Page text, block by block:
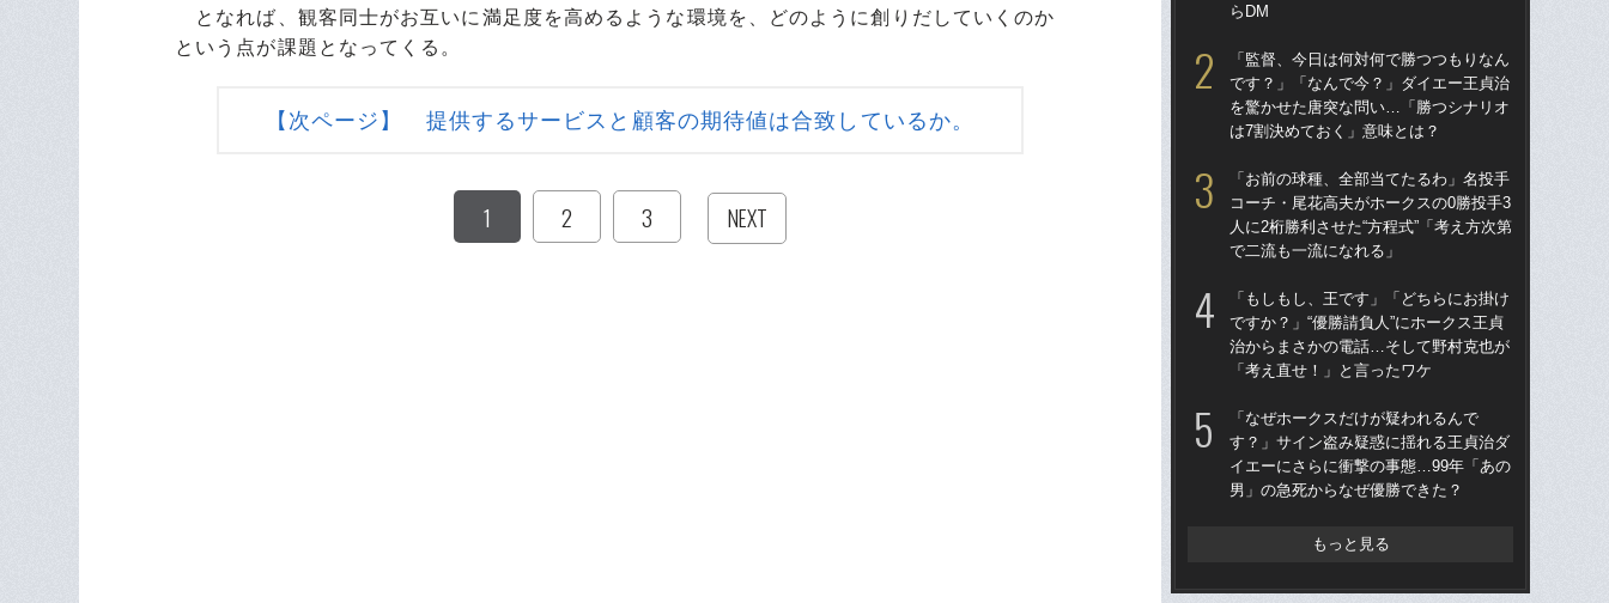
となれば、観客同士がお互いに満足度を高めるような環境を、どのように創りだしていくのか
という点が課題となってくる。
【次ページ】 提供するサービスと顧客の期待値は合致しているか。
1 2 3 NEXT
らDM
「監督、今日は何対何で勝つつもりなん
です？」「なんで今？」ダイエー王貞治
を驚かせた唐突な問い…「勝つシナリオ
は7割決めておく」意味とは？
「お前の球種、全部当てたるわ」名投手
コーチ・尾花高夫がホークスの0勝投手3
人に2桁勝利させた“方程式”「考え方次第
で二流も一流になれる」
「もしもし、王です」「どちらにお掛け
ですか？」“優勝請負人”にホークス王貞
治からまさかの電話…そして野村克也が
「考え直せ！」と言ったワケ
「なぜホークスだけが疑われるんで
す？」サイン盗み疑惑に揺れる王貞治ダ
イエーにさらに衝撃の事態…99年「あの
男」の急死からなぜ優勝できた？
もっと見る